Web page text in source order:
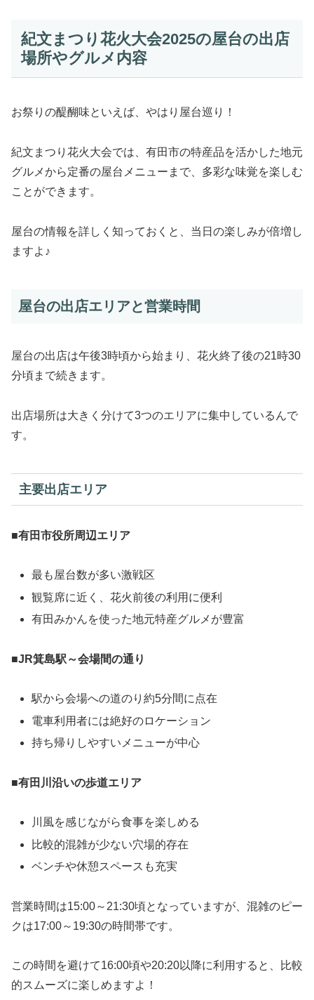
紀文まつり花火大会2025の屋台の出店
場所やグルメ内容
お祭りの醍醐味といえば、やはり屋台巡り！
紀文まつり花火大会では、有田市の特産品を活かした地元
グルメから定番の屋台メニューまで、多彩な味覚を楽しむ
ことができます。
屋台の情報を詳しく知っておくと、当日の楽しみが倍増し
ますよ♪
屋台の出店エリアと営業時間
屋台の出店は午後3時頃から始まり、花火終了後の21時30
分頃まで続きます。
出店場所は大きく分けて3つのエリアに集中しているんで
す。
主要出店エリア
■有田市役所周辺エリア
最も屋台数が多い激戦区
観覧席に近く、花火前後の利用に便利
有田みかんを使った地元特産グルメが豊富
■JR箕島駅～会場間の通り
駅から会場への道のり約5分間に点在
電車利用者には絶好のロケーション
持ち帰りしやすいメニューが中心
■有田川沿いの歩道エリア
川風を感じながら食事を楽しめる
比較的混雑が少ない穴場的存在
ベンチや休憩スペースも充実
営業時間は15:00～21:30頃となっていますが、混雑のピー
クは17:00～19:30の時間帯です。
この時間を避けて16:00頃や20:20以降に利用すると、比較
的スムーズに楽しめますよ！